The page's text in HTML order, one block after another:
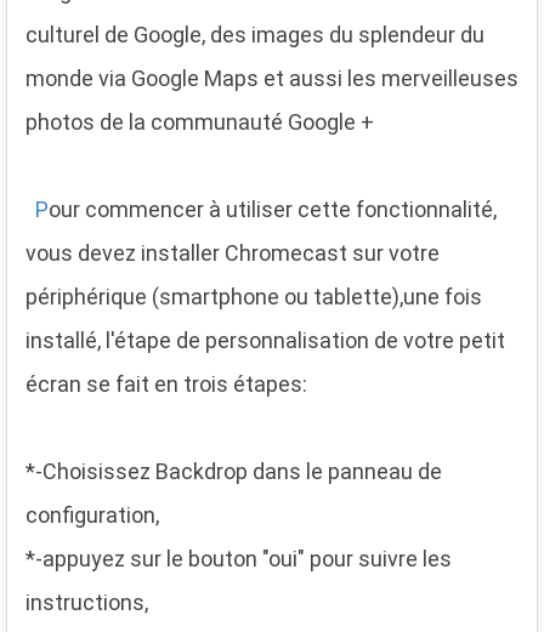
culturel de Google, des images du splendeur du
monde via Google Maps et aussi les merveilleuses
photos de la communauté Google +
Pour commencer à utiliser cette fonctionnalité,
vous devez installer Chromecast sur votre
périphérique (smartphone ou tablette),une fois
installé, l'étape de personnalisation de votre petit
écran se fait en trois étapes:
*-Choisissez Backdrop dans le panneau de
configuration,
*-appuyez sur le bouton "oui" pour suivre les
instructions,